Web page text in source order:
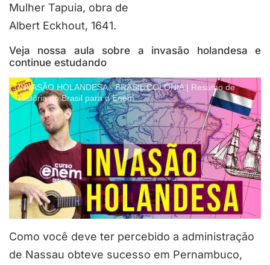
Mulher Tapuia, obra de
Albert Eckhout, 1641.
Veja nossa aula sobre a invasão holandesa e
continue estudando
INVASÃO HOLANDESA - BRASIL COLÔNIA | Resumo de
História do Brasil para o Enem
Como você deve ter percebido a administração
de Nassau obteve sucesso em Pernambuco,